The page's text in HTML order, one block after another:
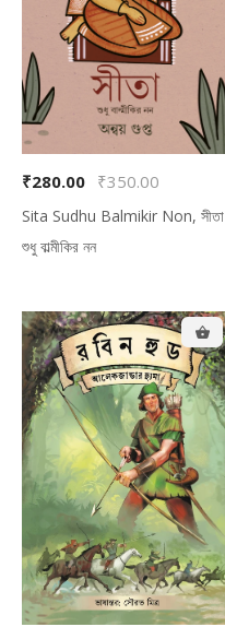
₹280.00 ₹350.00
Sita Sudhu Balmikir Non, সীতা
শুধু বাল্মীকির নন